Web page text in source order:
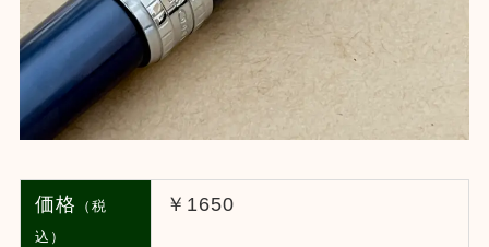
価格
（税
込）
￥1650